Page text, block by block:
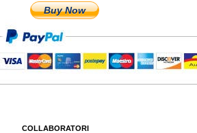
Buy Now
COLLABORATORI